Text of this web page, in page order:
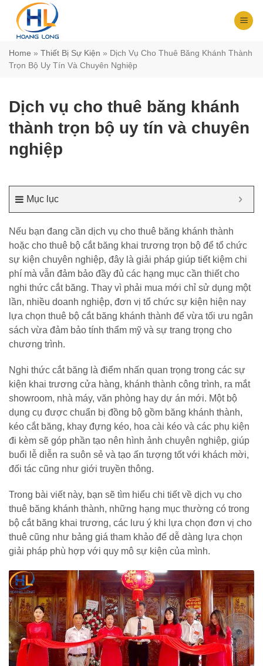
Chuyển
dungHome » Thiết Bị Sự Kiện » Dịch Vụ Cho Thuê Băng Khánh Thành
Trọn Bộ Uy Tín Và Chuyên Nghiệp
Dịch vụ cho thuê băng khánh
thành trọn bộ uy tín và chuyên
nghiệp
Mục lục
Nếu bạn đang cần dịch vụ cho thuê băng khánh thành
hoặc cho thuê bộ cắt băng khai trương trọn bộ để tổ chức
sự kiện chuyên nghiệp, đây là giải pháp giúp tiết kiệm chi
phí mà vẫn đảm bảo đầy đủ các hạng mục cần thiết cho
nghi thức cắt băng. Thay vì phải mua mới chỉ sử dụng một
lần, nhiều doanh nghiệp, đơn vị tổ chức sự kiện hiện nay
lựa chọn thuê bộ cắt băng khánh thành để vừa tối ưu ngân
sách vừa đảm bảo tính thẩm mỹ và sự trang trọng cho
chương trình.
Nghi thức cắt băng là điểm nhấn quan trọng trong các sự
kiện khai trương cửa hàng, khánh thành công trình, ra mắt
showroom, nhà máy, văn phòng hay dự án mới. Một bộ
dụng cụ được chuẩn bị đồng bộ gồm băng khánh thành,
kéo cắt băng, khay đựng kéo, hoa cài kéo và các phụ kiện
đi kèm sẽ góp phần tạo nên hình ảnh chuyên nghiệp, giúp
buổi lễ diễn ra suôn sẻ và tạo ấn tượng tốt với khách mời,
đối tác cũng như giới truyền thông.
Trong bài viết này, bạn sẽ tìm hiểu chi tiết về dịch vụ cho
thuê băng khánh thành, những hạng mục thường có trong
bộ cắt băng khai trương, các lưu ý khi lựa chọn đơn vị cho
thuê cũng như bảng giá tham khảo để dễ dàng lựa chọn
giải pháp phù hợp với quy mô sự kiện của mình.